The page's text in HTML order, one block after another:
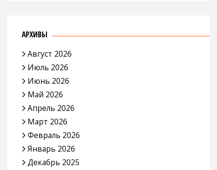
АРХИВЫ
Август 2026
Июль 2026
Июнь 2026
Май 2026
Апрель 2026
Март 2026
Февраль 2026
Январь 2026
Декабрь 2025